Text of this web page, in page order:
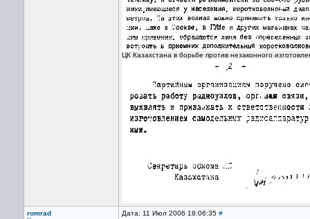
ЦК Казахстана в борьбе против незаконного
romrad Дата: 11 Июл 2006 18:06:35 #